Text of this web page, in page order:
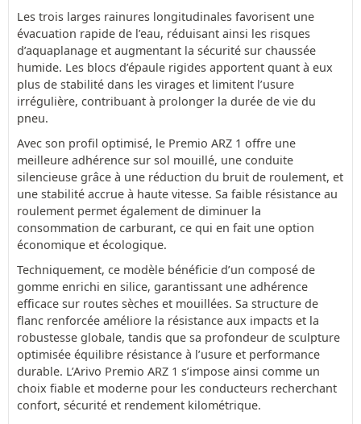
Les trois larges rainures longitudinales favorisent une
évacuation rapide de l’eau, réduisant ainsi les risques
d’aquaplanage et augmentant la sécurité sur chaussée
humide. Les blocs d’épaule rigides apportent quant à eux
plus de stabilité dans les virages et limitent l’usure
irrégulière, contribuant à prolonger la durée de vie du
pneu.
Avec son profil optimisé, le Premio ARZ 1 offre une
meilleure adhérence sur sol mouillé, une conduite
silencieuse grâce à une réduction du bruit de roulement, et
une stabilité accrue à haute vitesse. Sa faible résistance au
roulement permet également de diminuer la
consommation de carburant, ce qui en fait une option
économique et écologique.
Techniquement, ce modèle bénéficie d’un composé de
gomme enrichi en silice, garantissant une adhérence
efficace sur routes sèches et mouillées. Sa structure de
flanc renforcée améliore la résistance aux impacts et la
robustesse globale, tandis que sa profondeur de sculpture
optimisée équilibre résistance à l’usure et performance
durable. L’Arivo Premio ARZ 1 s’impose ainsi comme un
choix fiable et moderne pour les conducteurs recherchant
confort, sécurité et rendement kilométrique.